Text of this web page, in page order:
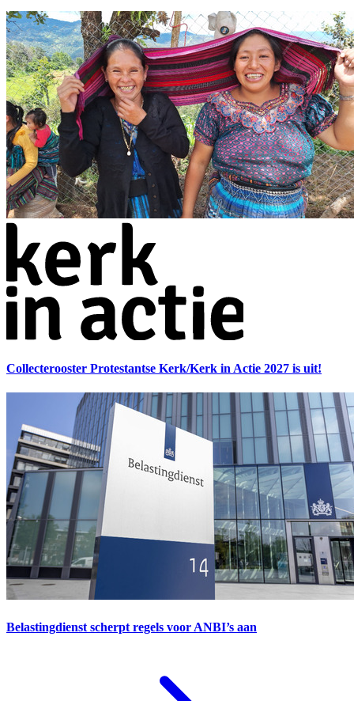
Collecterooster Protestantse Kerk/Kerk in Actie 2027 is uit!
Belastingdienst scherpt regels voor ANBI’s aan